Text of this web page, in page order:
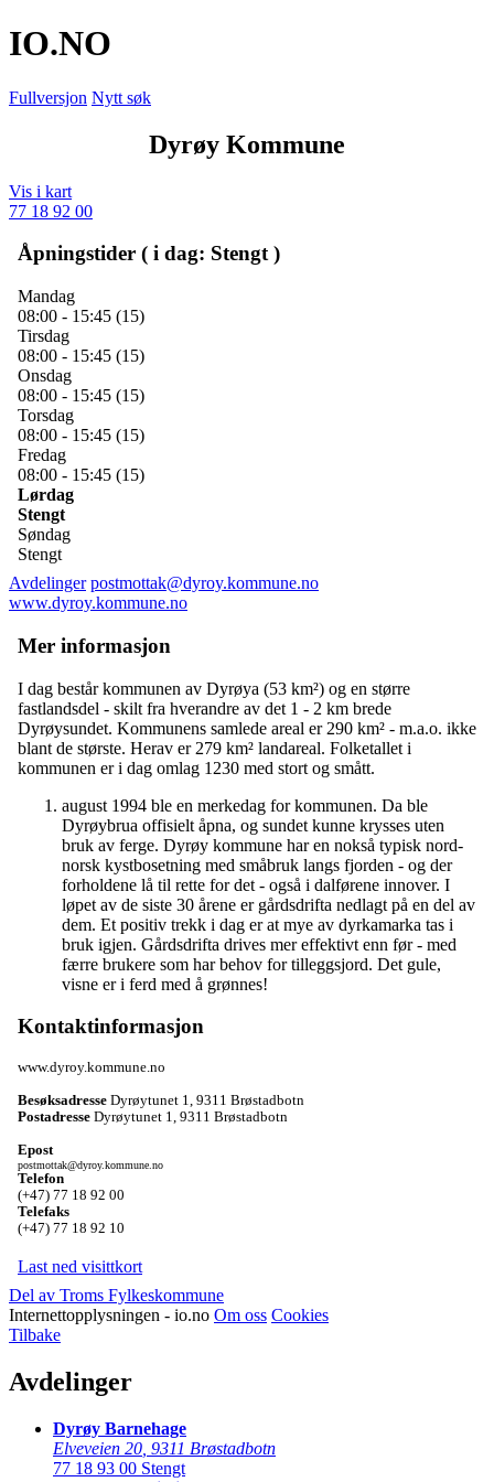
IO.NO
Fullversjon Nytt søk
Dyrøy Kommune
Vis i kart
77 18 92 00
Åpningstider ( i dag: Stengt )
Mandag
08:00 - 15:45 (15)
Tirsdag
08:00 - 15:45 (15)
Onsdag
08:00 - 15:45 (15)
Torsdag
08:00 - 15:45 (15)
Fredag
08:00 - 15:45 (15)
Lørdag
Stengt
Søndag
Stengt
Avdelinger postmottak@dyroy.kommune.no
www.dyroy.kommune.no
Mer informasjon
I dag består kommunen av Dyrøya (53 km²) og en større
fastlandsdel - skilt fra hverandre av det 1 - 2 km brede
Dyrøysundet. Kommunens samlede areal er 290 km² - m.a.o. ikke
blant de største. Herav er 279 km² landareal. Folketallet i
kommunen er i dag omlag 1230 med stort og smått.
august 1994 ble en merkedag for kommunen. Da ble
Dyrøybrua offisielt åpna, og sundet kunne krysses uten
bruk av ferge. Dyrøy kommune har en nokså typisk nord-
norsk kystbosetning med småbruk langs fjorden - og der
forholdene lå til rette for det - også i dalførene innover. I
løpet av de siste 30 årene er gårdsdrifta nedlagt på en del av
dem. Et positiv trekk i dag er at mye av dyrkamarka tas i
bruk igjen. Gårdsdrifta drives mer effektivt enn før - med
færre brukere som har behov for tilleggsjord. Det gule,
visne er i ferd med å grønnes!
Kontaktinformasjon
www.dyroy.kommune.no
Besøksadresse Dyrøytunet 1, 9311 Brøstadbotn
Postadresse Dyrøytunet 1, 9311 Brøstadbotn
Epost
postmottak@dyroy.kommune.no
Telefon
(+47) 77 18 92 00
Telefaks
(+47) 77 18 92 10
Last ned visittkort
Del av Troms Fylkeskommune
Internettopplysningen - io.no Om oss Cookies
Tilbake
Avdelinger
Dyrøy Barnehage
Elveveien 20 9311 Brøstadbotn
77 18 93 00 Stengt